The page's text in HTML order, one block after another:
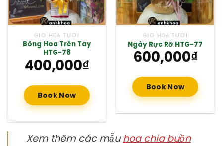
GIỎ HOA TƯƠI
Bông Hoa Trên Tay
HTG-78
400,000₫
Book Now
GIỎ HOA TƯƠI
Ngày Rực Rỡ HTG-77
600,000₫
Book Now
Xem thêm các mẫuhoa chia buồn